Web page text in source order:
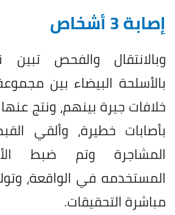
إصابة 3 أشخاص
وبالانتقال والفحص
بالأسلحة البيضاء بين
بأصابات خطيرة، وألقي
المشاجرة وتم ضبط
المستخدمه في الواقعة،
مباشرة التحقيقات.